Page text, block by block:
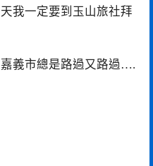
我一定要到玉山旅社拜
義市總是路過又路過….